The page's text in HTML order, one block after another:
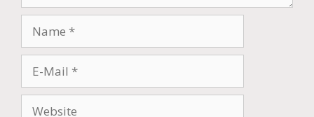
Mail